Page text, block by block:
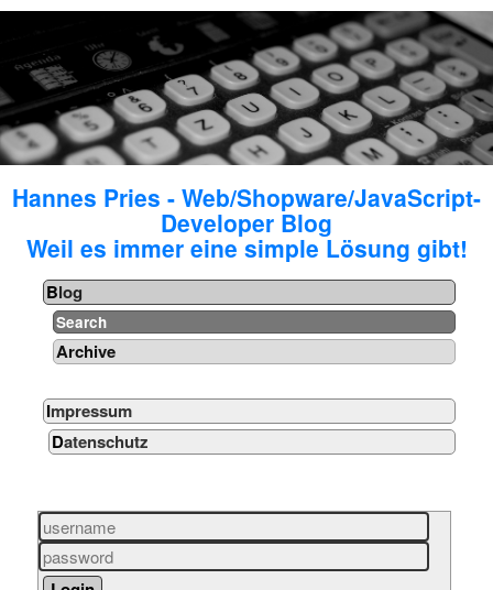
Hannes Pries - Web/Shopware/JavaScript-
Developer Blog
Weil es immer eine simple Lösung gibt!
Blog
Search
Archive
Impressum
Datenschutz